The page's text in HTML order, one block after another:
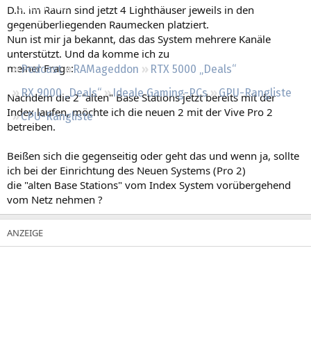
Leserartikel
Regeln
Podcast RAMageddon
RTX 5000 „Deals“
RX 9000 „Deals“
Ideale Gaming-PCs
GPU-Rangliste
CPU-Rangliste
D.h. im Raum sind jetzt 4 Lighthäuser jeweils in den
gegenüberliegenden Raumecken platziert.
Nun ist mir ja bekannt, das das System mehrere Kanäle
unterstützt. Und da komme ich zu
meiner Frage:
Nachdem die 2 "alten" Base Stations jetzt bereits mit der
Index laufen, möchte ich die neuen 2 mit der Vive Pro 2
betreiben.
Beißen sich die gegenseitig oder geht das und wenn ja, sollte
ich bei der Einrichtung des Neuen Systems (Pro 2)
die "alten Base Stations" vom Index System vorübergehend
vom Netz nehmen ?